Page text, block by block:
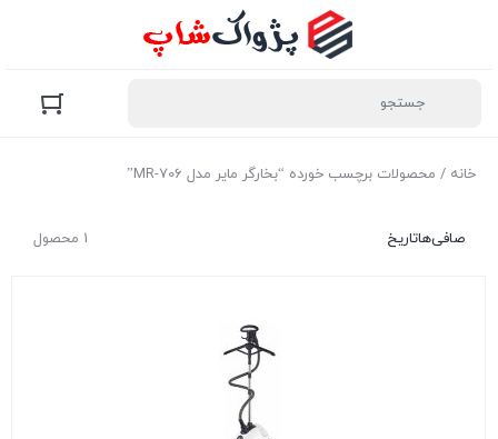
خانه / محصولات برچسب خورده “بخارگر مایر مدل MR-706”
1 محصول صافی‌هاتاریخ